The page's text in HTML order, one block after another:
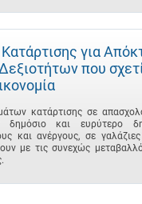
για
που
κατάρτισης σε
δημόσιο και ευρύτερο
και ανέργους, σε γαλάζιες
με τις συνεχώς